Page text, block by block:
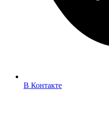
В Контакте